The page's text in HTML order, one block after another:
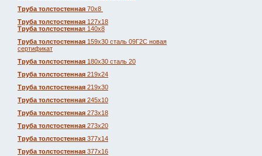
Труба толстостенная 70х8
Труба толстостенная 127х18
Труба толстостенная 140х8
Труба толстостенная 159х30 сталь 09Г2С новая
сертификат
Труба толстостенная 180х30 сталь 20
Труба толстостенная 219х24
Труба толстостенная 219х30
Труба толстостенная 245х10
Труба толстостенная 273х18
Труба толстостенная 273х20
Труба толстостенная 377х14
Труба толстостенная 377х16